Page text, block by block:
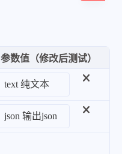
参数值（修改后测试）